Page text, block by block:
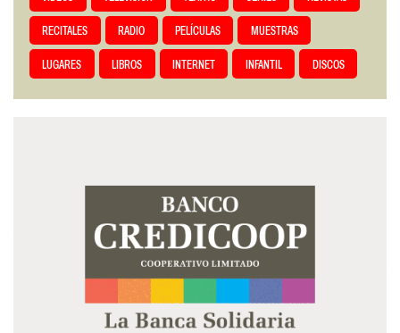
RECITALES RADIO PELÍCULAS MUESTRAS
LUGARES LIBROS INTERNET INFANTIL DISCOS